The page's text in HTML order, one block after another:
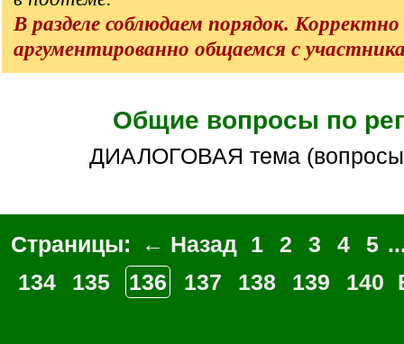
В разделе соблюдаем порядок.
аргументированно общаемся с
Общие вопросы по
ДИАЛОГОВАЯ тема
Страницы: ← Назад 1 2 3 4 5
134
135 136 137 138 139 140